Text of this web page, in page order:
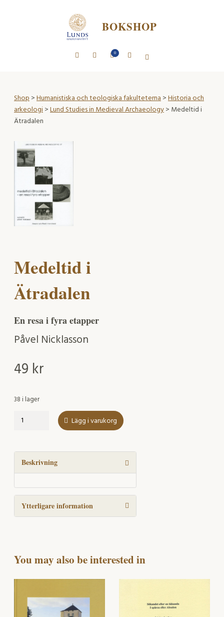
BOKSHOP
0
Shop>Humanistiska och teologiska fakulteterna>Historia och
arkeologi>Lund Studies in Medieval Archaeology> Medeltid i
Ätradalen
Medeltid i
Ätradalen
En resa i fyra etapper
Påvel Nicklasson
49 kr
38 i lager
Medeltid
mängd
Lägg i varukorg
Beskrivning
Ytterligare information
You may also be interested in